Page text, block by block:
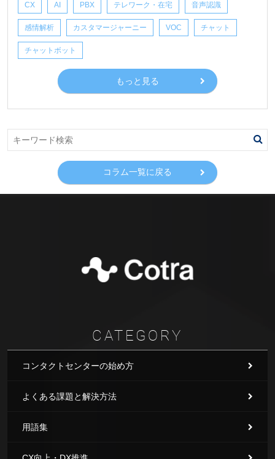
CX AI PBX テレワーク・在宅 音声認識
感情解析 カスタマージャーニー VOC チャット
チャットボット
もっと見る
コラム一覧に戻る
CATEGORY
コンタクトセンターの始め方
よくある課題と解決方法
用語集